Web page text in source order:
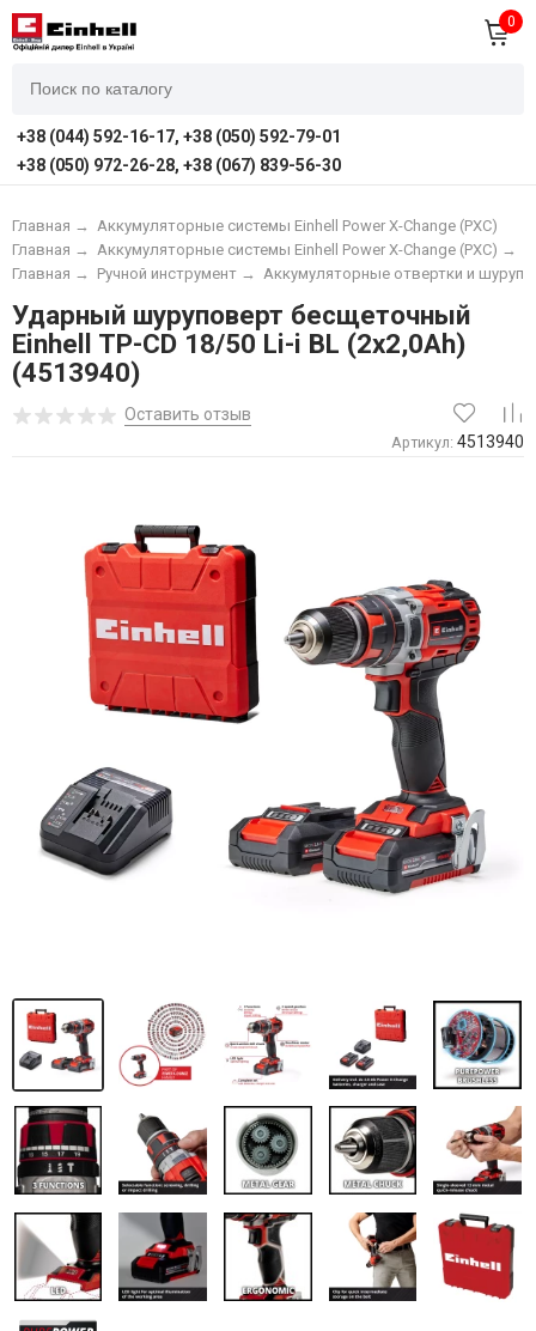
0
+38 (044) 592-16-17, +38 (050) 592-79-01
+38 (050) 972-26-28, +38 (067) 839-56-30
Главная →
Аккумуляторные системы Einhell Power X-Change (PXC)
Аккумуляторные системы Einhell Power X-Change (PXC) →
Главная →
Аккумуляторные отвертки и
Ручной инструмент →
Главная →
Ударный шуруповерт бесщеточный
Einhell TP-CD 18/50 Li-i BL (2x2,0Ah)
(4513940)
Оставить отзыв
Артикул: 4513940